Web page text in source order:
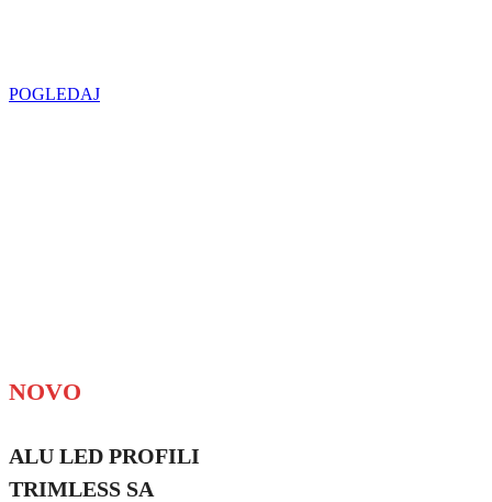
POGLEDAJ
NOVO
ALU LED PROFILI
TRIMLESS SA